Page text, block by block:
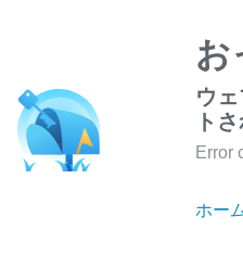
お
ウ
ト
Error
ホー